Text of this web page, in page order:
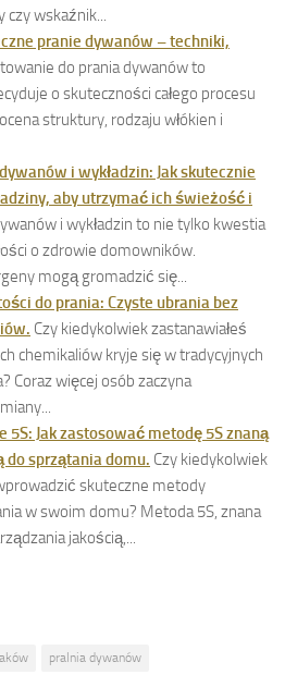
wskaźnik...
pranie dywanów – techniki,
do prania dywanów to
o skuteczności całego procesu
struktury, rodzaju włókien i
i wykładzin: Jak skutecznie
aby utrzymać ich świeżość i
i wykładzin to nie tylko kwestia
o zdrowie domowników.
mogą gromadzić się...
do prania: Czyste ubrania bez
Czy kiedykolwiek zastanawiałeś
chemikaliów kryje się w tradycyjnych
Coraz więcej osób zaczyna
5S: Jak zastosować metodę 5S znaną
do sprzątania domu. Czy kiedykolwiek
skuteczne metody
w swoim domu? Metoda 5S, znana
jakością,...
pralnia dywanów